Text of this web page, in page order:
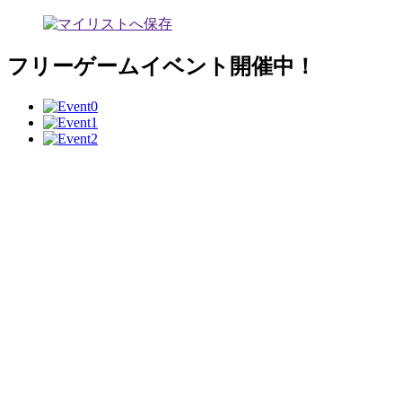
フリーゲームイベント開催中！